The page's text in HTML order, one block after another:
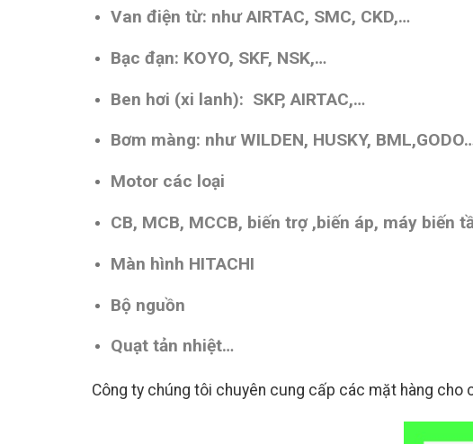
Van điện từ: như AIRTAC, SMC, CKD,…
Bạc đạn: KOYO, SKF, NSK,…
Ben hơi (xi lanh): SKP, AIRTAC,…
Bơm màng: như WILDEN, HUSKY,
Motor các loại
CB, MCB, MCCB, biến trợ ,biến áp, máy biến
Màn hình HITACHI
Bộ nguồn
Quạt tản nhiệt…
Công ty chúng tôi chuyên cung cấp các mặt hàng cho